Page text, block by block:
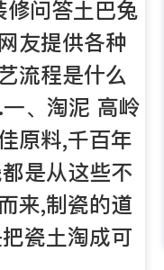
修问答土巴兔
友提供各种
流程是什么
、淘泥 高岭
原料,千百年
是从这些不
来,制瓷的道
瓷土淘成可